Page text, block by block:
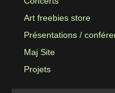
Art freebies store
Présentations /
Maj Site
Projets